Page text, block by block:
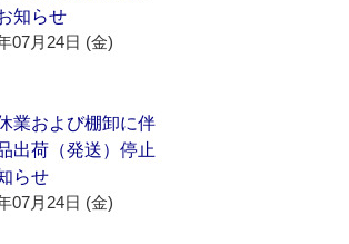
知らせ
07月24日 (金)
業および棚卸に伴
出荷（発送）停止
らせ
07月24日 (金)